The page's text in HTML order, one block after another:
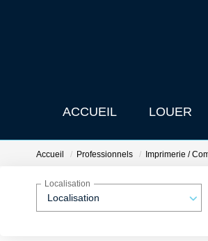
ACCUEIL LOUER
Accueil Professionnels Imprimerie /
Localisation
Localisation